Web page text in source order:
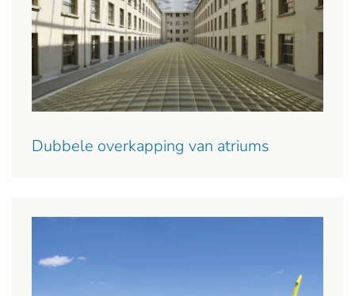
Dubbele overkapping van atriums